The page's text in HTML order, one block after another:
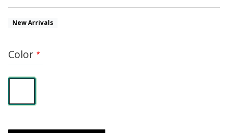
New Arrivals
Color